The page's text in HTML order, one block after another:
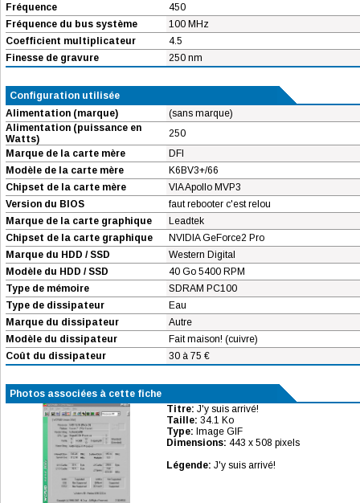
Fréquence
450
Fréquence du bus système
100 MHz
Coefficient multiplicateur
4.5
Finesse de gravure
250 nm
Configuration utilisée
Alimentation (marque)
(sans marque)
Alimentation (puissance en
Watts)
250
Marque de la carte mère
DFI
Modèle de la carte mère
K6BV3+/66
Chipset de la carte mère
VIA Apollo MVP3
Version du BIOS
faut rebooter c'est relou
Marque de la carte graphique
Leadtek
Chipset de la carte graphique
NVIDIA GeForce2 Pro
Marque du HDD / SSD
Western Digital
Modèle du HDD / SSD
40 Go 5400 RPM
Type de mémoire
SDRAM PC100
Type de dissipateur
Eau
Marque du dissipateur
Autre
Modèle du dissipateur
Fait maison! (cuivre)
Coût du dissipateur
30 à 75 €
Photos associées à cette fiche
Titre: J'y suis arrivé!
Taille: 34.1 Ko
Type: Image GIF
Dimensions: 443 x 508 pixels
Légende: J'y suis arrivé!